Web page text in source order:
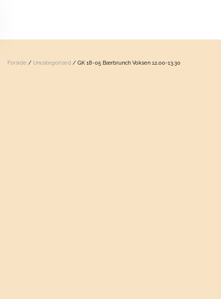
Forside / Uncategorized / GK 18-05 Bærbrunch Voksen 12.00-13.30